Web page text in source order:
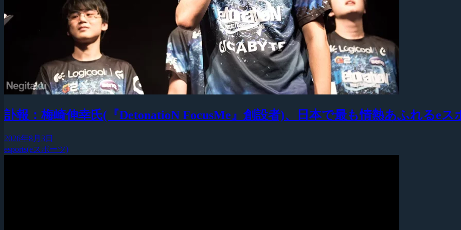
訃報：梅崎伸幸氏(『DetonatioN FocusMe』創設者)、日本で最も情熱あふれるeス
2026年8月3日
esports(eスポーツ)